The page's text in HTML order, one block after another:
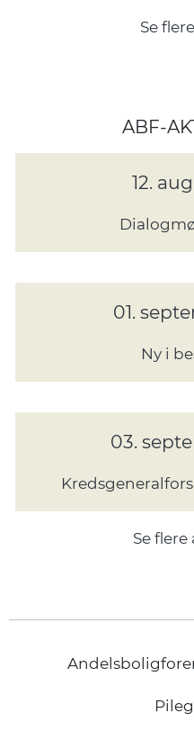
Se
ABF-
12.
01.
Ny i
03.
Se